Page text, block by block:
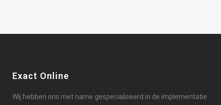
Exact Online
Wij hebben ons met name gespecialiseerd in de implementatie